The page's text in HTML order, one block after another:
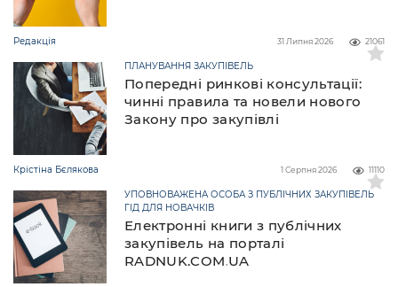
Редакція 21061
31 Липня 2026
Попередні ринкові консультації:
чинні правила та новели нового
Закону про закупівлі
ПЛАНУВАННЯ ЗАКУПІВЕЛЬ
Крістіна Бєлякова 11110
1 Серпня 2026
Електронні книги з публічних
закупівель на порталі
RADNUK.COM.UA
УПОВНОВАЖЕНА ОСОБА З ПУБЛІЧНИХ ЗАКУПІВЕЛЬ
ГІД ДЛЯ НОВАЧКІВ